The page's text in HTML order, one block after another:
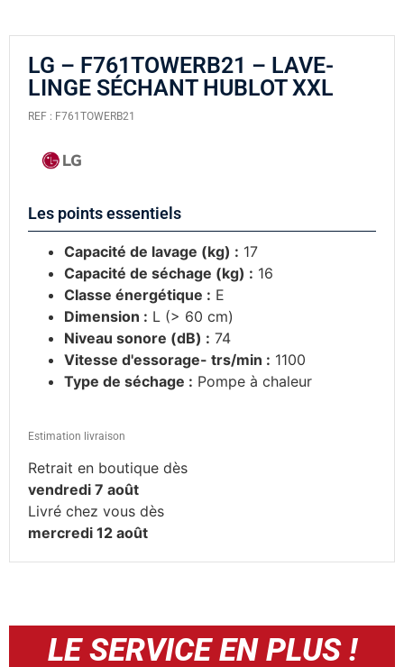
LG – F761TOWERB21 – LAVE-
LINGE SÉCHANT HUBLOT XXL
REF : F761TOWERB21
Les points essentiels
Capacité de lavage (kg) : 17
Capacité de séchage (kg) : 16
Classe énergétique : E
Dimension : L (> 60 cm)
Niveau sonore (dB) : 74
Vitesse d'essorage- trs/min : 1100
Type de séchage : Pompe à chaleur
Estimation livraison
Retrait en boutique dès
vendredi 7 août
Livré chez vous dès
mercredi 12 août
LE SERVICE EN PLUS !